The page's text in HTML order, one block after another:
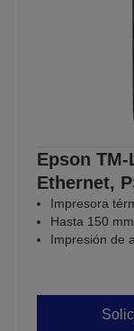
Epson TM-
Ethernet,
Impresora
Hasta 150
Impresión de